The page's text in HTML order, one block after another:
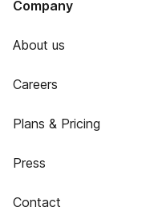
Company
About us
Careers
Plans & Pricing
Press
Contact